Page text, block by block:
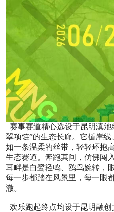
赛事赛道精心选设于昆明滇
翠项链”的生态长廊。它循岸线
如一条温柔的丝带，轻轻环抱
生态赛道。奔跑其间，仿佛闯
耳畔是白鹭轻鸣、鸥鸟婉转，
每一步都踏在风景里，每一眼
澈。
欢乐跑起终点均设于昆明融